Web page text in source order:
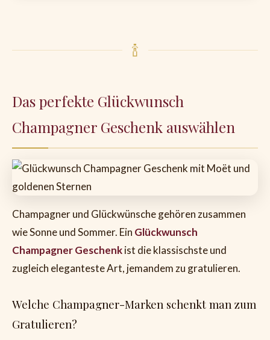
🍾
Das perfekte Glückwunsch
Champagner Geschenk auswählen
Champagner und Glückwünsche gehören zusammen
wie Sonne und Sommer. Ein Glückwunsch
Champagner Geschenkist die klassischste und
zugleich eleganteste Art, jemandem zu gratulieren.
Welche Champagner-Marken schenkt man zum
Gratulieren?